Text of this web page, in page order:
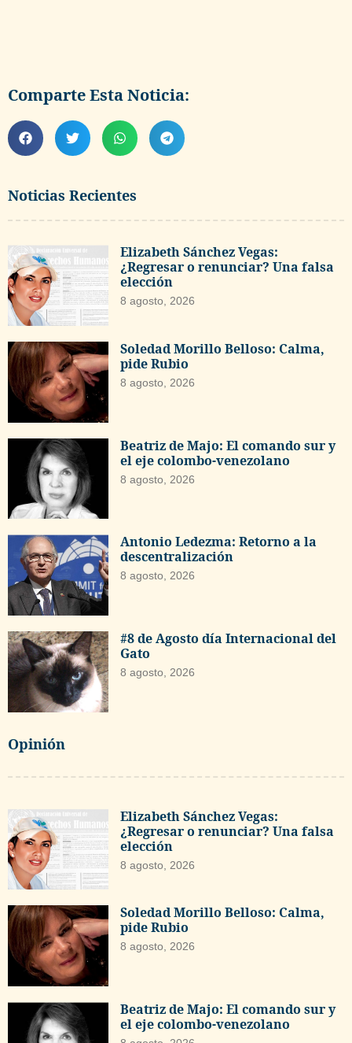
Noticias Recientes
Elizabeth Sánchez Vegas:
¿Regresar o renunciar? Una falsa
elección
8 agosto, 2026
Soledad Morillo Belloso: Calma,
pide Rubio
8 agosto, 2026
Beatriz de Majo: El comando sur y
el eje colombo-venezolano
8 agosto, 2026
Antonio Ledezma: Retorno a la
descentralización
8 agosto, 2026
#8 de Agosto día Internacional del
Gato
8 agosto, 2026
Opinión
Elizabeth Sánchez Vegas:
¿Regresar o renunciar? Una falsa
elección
8 agosto, 2026
Soledad Morillo Belloso: Calma,
pide Rubio
8 agosto, 2026
Beatriz de Majo: El comando sur y
el eje colombo-venezolano
Comparte Esta Noticia: